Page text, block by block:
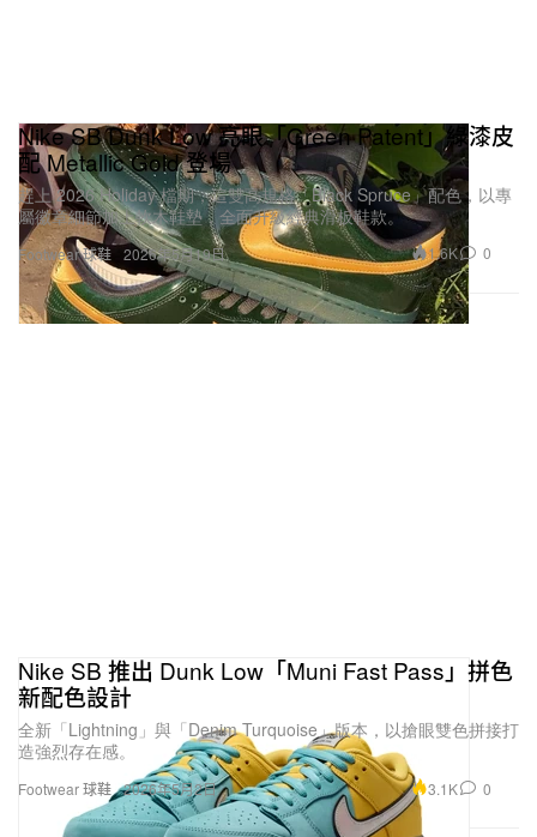
Footwear 球鞋
Nike SB Dunk Low 亮眼「Green Patent」綠漆皮
配 Metallic Gold 登場
趕上 2026 Holiday 檔期，這雙高規格「Black Spruce」配色，以專
屬徽章細節加上軟木鞋墊，全面升級經典滑板鞋款。
2026年5月19日 1.6K 0
Footwear 球鞋
Nike SB 推出 Dunk Low「Muni Fast Pass」拼色
新配色設計
全新「Lightning」與「Denim Turquoise」版本，以搶眼雙色拼接打
造強烈存在感。
2026年5月2日 3.1K 0